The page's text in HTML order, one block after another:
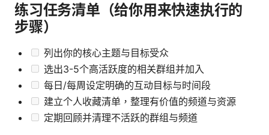
练习任务清单（给你用来快速执行的
步骤）
列出你的核心主题与目标受众
选出3-5个高活跃度的相关群组并加入
每日/每周设定明确的互动目标与时间段
建立个人收藏清单，整理有价值的频道与资源
定期回顾并清理不活跃的群组与频道